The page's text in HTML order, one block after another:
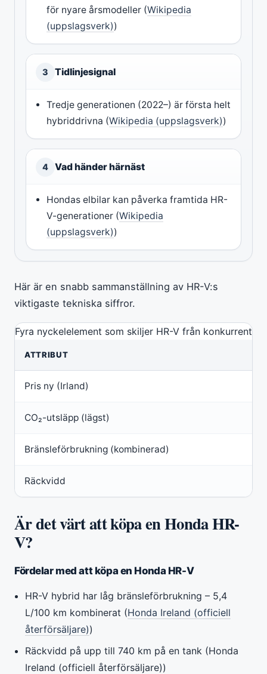
för nyare årsmodeller (Wikipedia
(uppslagsverk))
3 Tidlinjesignal
Tredje generationen (2022–) är första helt
hybriddrivna (Wikipedia (uppslagsverk))
4 Vad händer härnäst
Hondas elbilar kan påverka framtida HR-
V-generationer (Wikipedia
(uppslagsverk))
Här är en snabb sammanställning av HR-V:s
viktigaste tekniska siffror.
Fyra nyckelelement som skiljer HR-V från
ATTRIBUT
Pris ny (Irland)
CO₂-utsläpp (lägst)
Bränsleförbrukning (kombinerad)
Räckvidd
Är det värt att köpa en Honda HR-
V?
Fördelar med att köpa en Honda HR-V
HR-V hybrid har låg bränsleförbrukning – 5,4
L/100 km kombinerat (Honda Ireland (officiell
återförsäljare))
Räckvidd på upp till 740 km på en tank (Honda
Ireland (officiell återförsäljare))